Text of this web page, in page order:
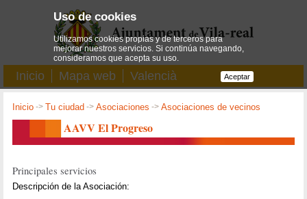
Inicio Mapa web Valencià
Inicio ->Tu ciudad ->Asociaciones ->Asociaciones de vecinos
AAVV El Progreso
Principales servicios
Descripción de la Asociación:
Uso de cookies
Utilizamos cookies propias y de terceros para
mejorar nuestros servicios. Si continúa navegando,
consideramos que acepta su uso.
Aceptar